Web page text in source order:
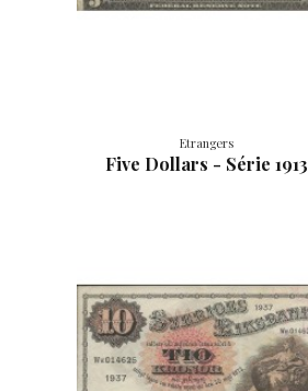
Etrangers
Five Dollars - Série 1913